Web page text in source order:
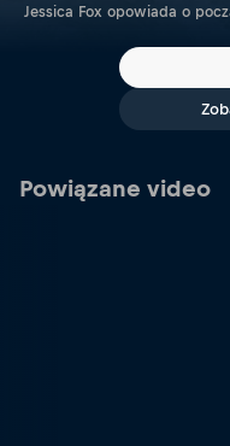
Jessica Fox opowiada o
Powiązane video